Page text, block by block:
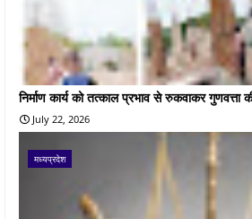
निर्माण कार्य को तत्काल प्रभाव से रुकवाकर गुणवत्ता
July 22, 2026
मध्यप्रदेश